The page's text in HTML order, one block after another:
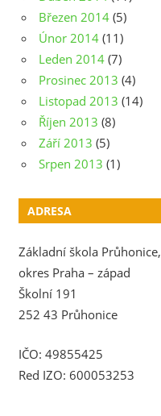
Březen 2014 (5)
Únor 2014 (11)
Leden 2014 (7)
Prosinec 2013 (4)
Listopad 2013 (14)
Říjen 2013 (8)
Září 2013 (5)
Srpen 2013 (1)
ADRESA
Základní škola Průhonice,
okres Praha – západ
Školní 191
252 43 Průhonice
IČO: 49855425
Red IZO: 600053253